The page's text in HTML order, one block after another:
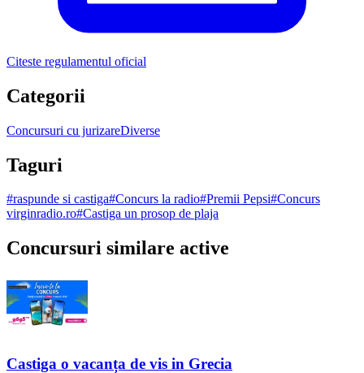
Citeste regulamentul oficial
Categorii
Concursuri cu jurizareDiverse
Taguri
#raspunde si castiga#Concurs la radio#Premii Pepsi#Concurs
virginradio.ro#Castiga un prosop de plaja
Concursuri similare active
Castiga o vacanța de vis in Grecia